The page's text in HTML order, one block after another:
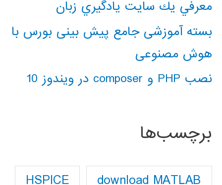
معرفي يك سايت يادگيري زبان
بسته آموزشی جامع پیش بینی بورس با
هوش مصنوعی
نصب PHP و composer در ویندوز 10
برچسب‌ها
download MATLAB
HSPICE